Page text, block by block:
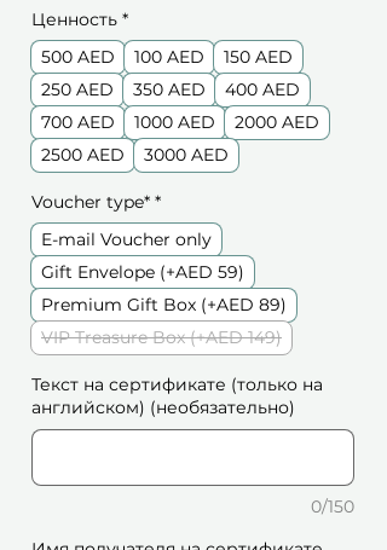
Ценность *
500 AED
100 AED
150 AED
250 AED
350 AED
400 AED
700 AED
1000 AED
2000 AED
2500 AED
3000 AED
Voucher type* *
E-mail Voucher only
Gift Envelope (+AED 59)
Premium Gift Box (+AED 89)
VIP Treasure Box (+AED 149)
Текст на сертификате (только на
английском) (необязательно)
0/150